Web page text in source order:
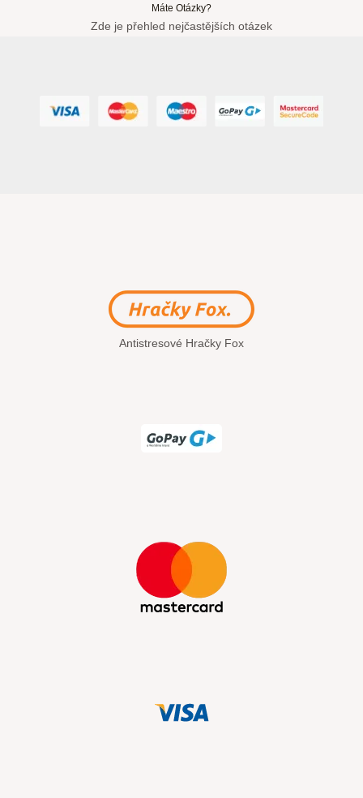
Máte Otázky?
Zde je přehled nejčastějších otázek
Antistresové Hračky Fox